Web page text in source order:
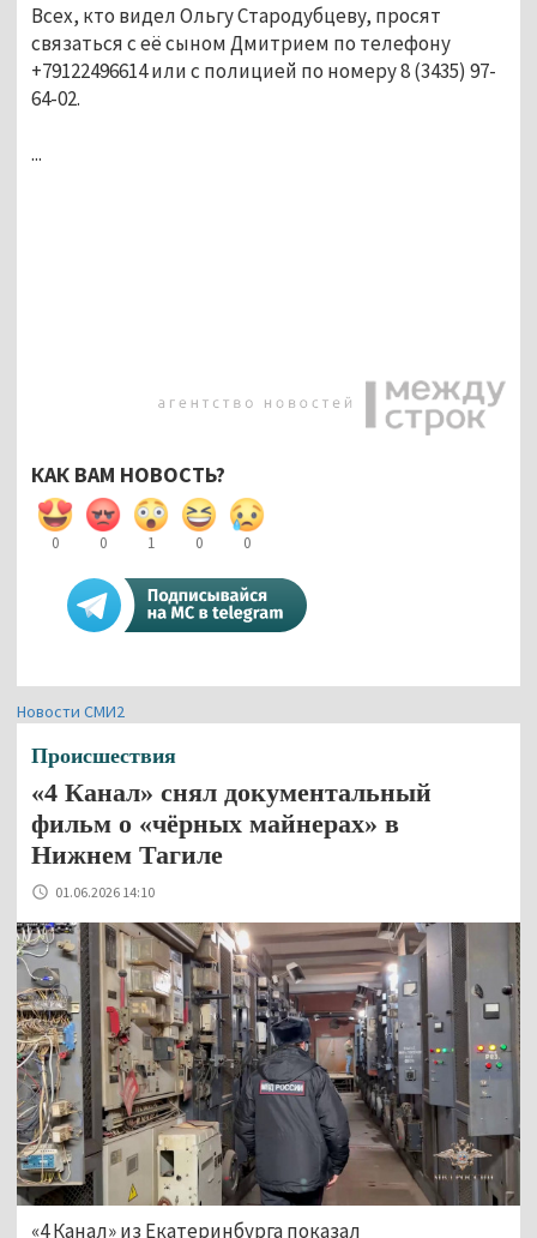
Всех, кто видел Ольгу Стародубцеву, просят
связаться с её сыном Дмитрием по телефону
+79122496614 или с полицией по номеру 8 (3435) 97-
64-02.
...
КАК ВАМ НОВОСТЬ?
0 0 1 0 0
Новости СМИ2
Происшествия
«4 Канал» снял документальный
фильм о «чёрных майнерах» в
Нижнем Тагиле
01.06.2026 14:10
«4 Канал» из Екатеринбурга показал